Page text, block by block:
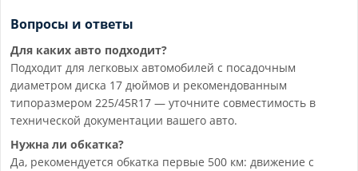
Вопросы и ответы
Для каких авто подходит?
Подходит для легковых автомобилей с посадочным
диаметром диска 17 дюймов и рекомендованным
типоразмером 225/45R17 — уточните совместимость в
технической документации вашего авто.
Нужна ли обкатка?
Да, рекомендуется обкатка первые 500 км: движение с